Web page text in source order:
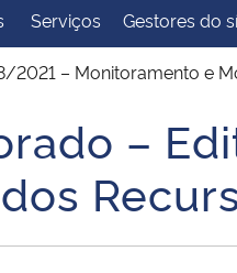
Geral da
Central do Brasil
Serviços Gestores do
– Monitoramento e
–